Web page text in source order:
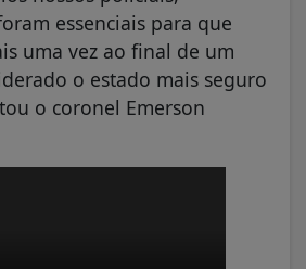
essenciais para que
uma vez ao final de um
o estado mais seguro
o coronel Emerson